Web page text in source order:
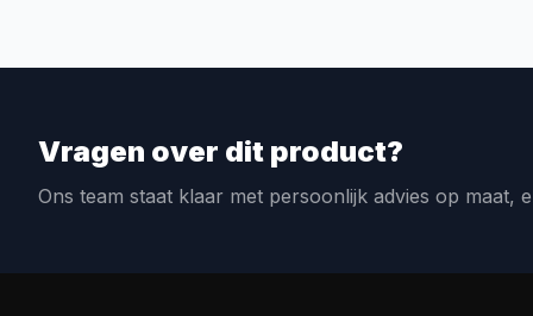
Vragen over dit product?
Ons team staat klaar met persoonlijk advies op maat,